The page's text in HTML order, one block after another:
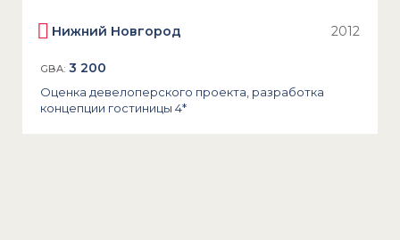
Нижний Новгород 2012
GBA: 3 200
Оценка девелоперского проекта, разработка
концепции гостиницы 4*